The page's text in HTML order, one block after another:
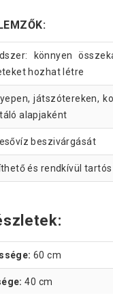
könnyen
hozhat létre
játszótereken,
alapjaként
beszivárgását
és rendkívül tartós
60 cm
40 cm